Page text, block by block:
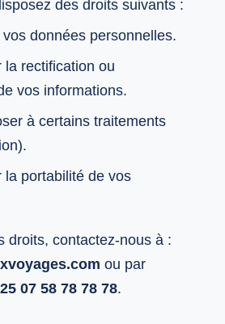
des droits suivants :
données personnelles.
la rectification ou
vos informations.
à certains traitements
la portabilité de vos
droits, contactez-nous à :
ou par
07 58 78 78 78.